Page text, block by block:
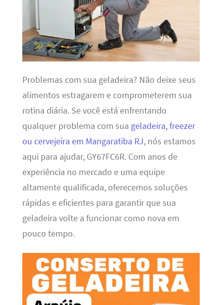
Problemas com sua geladeira? Não deixe seus
alimentos estragarem e comprometerem sua
rotina diária. Se você está enfrentando
qualquer problema com sua geladeira, freezer
ou cervejeira em Mangaratiba RJ, nós estamos
aqui para ajudar, GY67FC6R. Com anos de
experiência no mercado e uma equipe
altamente qualificada, oferecemos soluções
rápidas e eficientes para garantir que sua
geladeira volte a funcionar como nova em
pouco tempo.